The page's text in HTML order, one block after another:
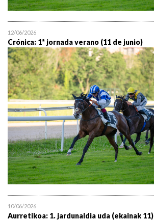
12/06/2026
Crónica: 1ª jornada verano (11 de junio)
10/06/2026
Aurretikoa: 1. jardunaldia uda (ekainak 11)